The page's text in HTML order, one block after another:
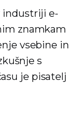
industriji e-
znamkam
vsebine in
s
je pisatelj